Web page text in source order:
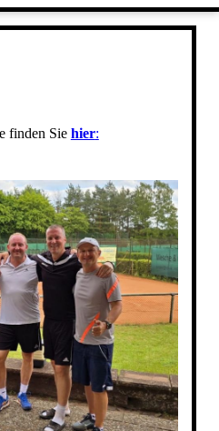
TRAINING
40
finden Sie hier: